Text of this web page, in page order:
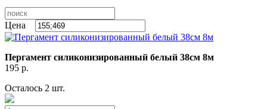
Цена
Пергамент силиконизированный белый 38см 8м
195 р.
Осталось 2 шт.